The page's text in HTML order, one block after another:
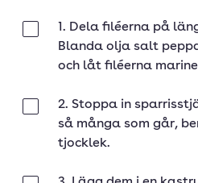
1. Dela filéerna på
Blanda olja salt
och låt filéerna
2. Stoppa in
så många som går,
tjocklek.